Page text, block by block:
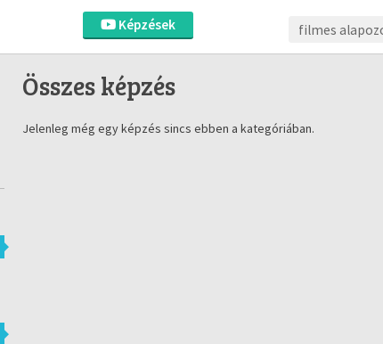
Képzések
Összes képzés
Jelenleg még egy képzés sincs ebben a kategóriában.